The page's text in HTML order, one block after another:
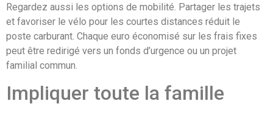
Regardez aussi les options de mobilité. Partager les trajets
et favoriser le vélo pour les courtes distances réduit le
poste carburant. Chaque euro économisé sur les frais fixes
peut être redirigé vers un fonds d’urgence ou un projet
familial commun.
Impliquer toute la famille